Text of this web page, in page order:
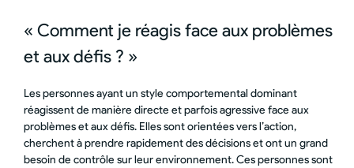
« Comment je réagis face aux problèmes
et aux défis ? »
Les personnes ayant un style comportemental dominant
réagissent de manière directe et parfois agressive face aux
problèmes et aux défis. Elles sont orientées vers l’action,
cherchent à prendre rapidement des décisions et ont un grand
besoin de contrôle sur leur environnement. Ces personnes sont